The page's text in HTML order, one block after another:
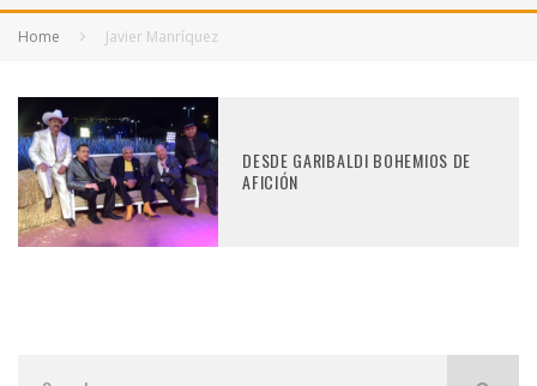
Home Javier Manríquez
DESDE GARIBALDI BOHEMIOS DE
AFICIÓN